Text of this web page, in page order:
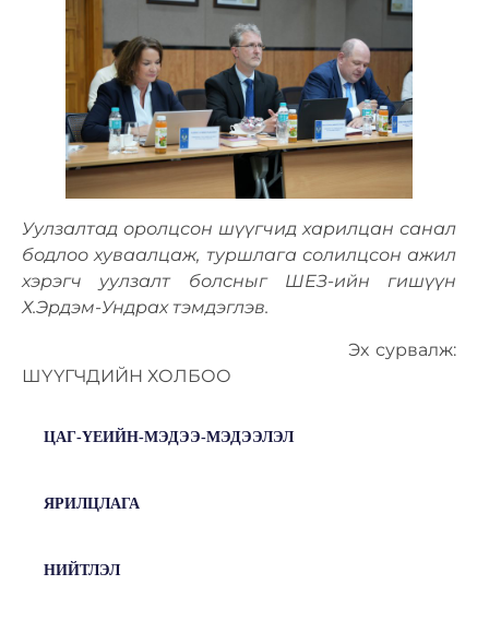
Уулзалтад оролцсон шүүгчид харилцан санал
бодлоо хуваалцаж, туршлага солилцсон ажил
хэрэгч уулзалт болсныг ШЕЗ-ийн гишүүн
Х.Эрдэм-Ундрах тэмдэглэв.
Эх сурвалж:
ШҮҮГЧДИЙН ХОЛБОО
ЦАГ-ҮЕИЙН-МЭДЭЭ-МЭДЭЭЛЭЛ
ЯРИЛЦЛАГА
НИЙТЛЭЛ